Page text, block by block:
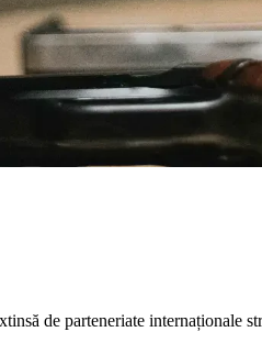
de parteneriate internaționale